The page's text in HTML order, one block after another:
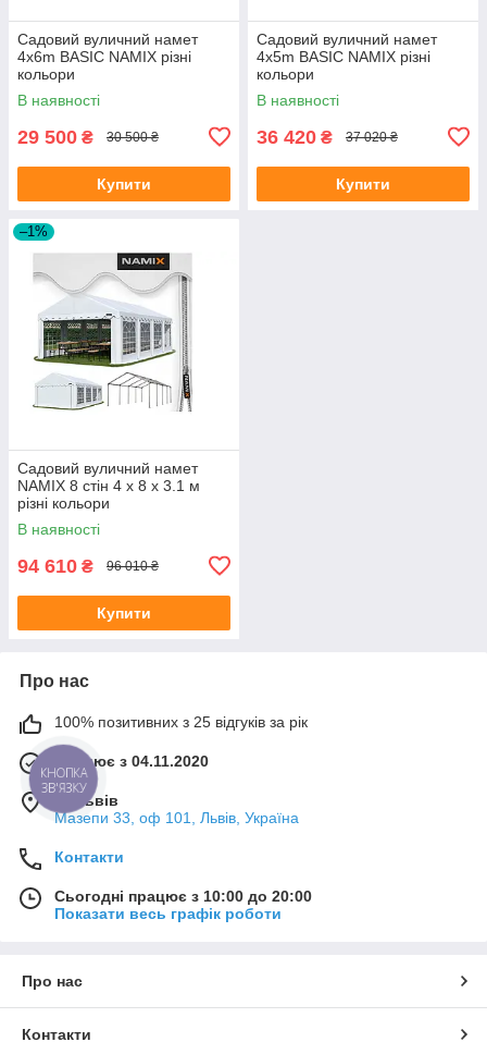
Садовий вуличний намет
4x6m BASIC NAMIX різні
кольори
В наявності
29 500 ₴ 30 500 ₴
Купити
Садовий вуличний намет
4x5m BASIC NAMIX різні
кольори
В наявності
36 420 ₴ 37 020 ₴
Купити
–1%
Садовий вуличний намет
NAMIX 8 стін 4 х 8 х 3.1 м
різні кольори
В наявності
94 610 ₴ 96 010 ₴
Купити
Про нас
100% позитивних з 25 відгуків за рік
Працює з 04.11.2020
м. Львів
Мазепи 33, оф 101, Львів, Україна
Контакти
Сьогодні працює з 10:00 до 20:00
Показати весь графік роботи
Про нас
Контакти
КНОПКА
ЗВ'ЯЗКУ